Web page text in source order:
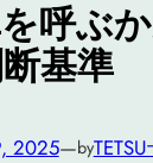
呼ぶ
基準
2025—by